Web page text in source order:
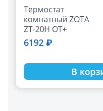
Термостат
комнатный ZOTA
ZT-20H OT+
(питание только от
сети)
6192 ₽
В